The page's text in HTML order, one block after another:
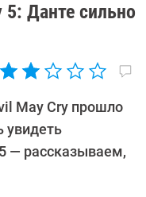
Данте сильно
May Cry прошло
увидеть
— рассказываем,